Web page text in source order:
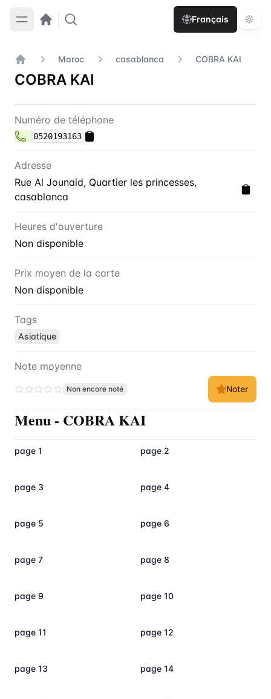
Français
Accueil
Maroc casablanca COBRA KAI
COBRA KAI
Contact COBRA KAI
Numéro de téléphone
0520193163
Adresse
Rue Al Jounaid, Quartier les princesses,
casablanca
Heures d'ouverture
Non disponible
Prix moyen de la carte
Non disponible
Tags
Asiatique
Note moyenne
Non encore noté Noter
Menu - COBRA KAI
page 1 page 2
page 3 page 4
page 5 page 6
page 7 page 8
page 9 page 10
page 11 page 12
page 13 page 14